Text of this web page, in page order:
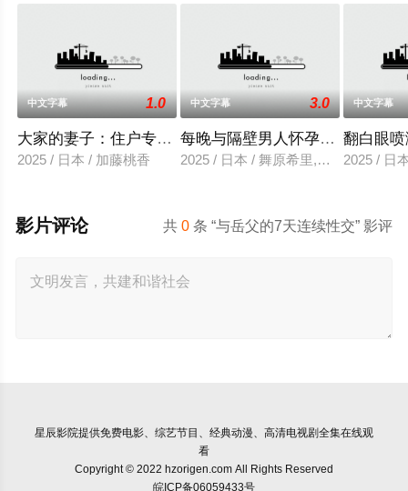
中文字幕 1.0
大家的妻子：住户专用洞口
2025 / 日本 / 加藤桃香
中文字幕 3.0
每晚与隔壁男人怀孕性爱
2025 / 日本 / 舞原希里,佐川金二
中文字幕
翻白眼
2025 / 日
共0 条 “与岳父的7天连续性交” 影评
影片评论
星辰影院提供免费电影、综艺节目、经典动漫、高清电视剧全集在线观
看
Copyright © 2022 hzorigen.com All Rights Reserved
皖ICP备06059433号